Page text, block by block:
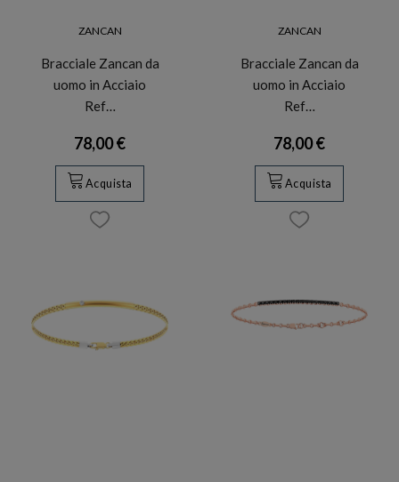
ZANCAN
Bracciale Zancan da
uomo in Acciaio
Ref…
78,00 €
Acquista
ZANCAN
Bracciale Zancan da
uomo in Acciaio
Ref…
78,00 €
Acquista